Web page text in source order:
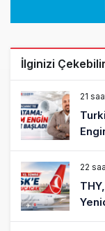
İlginizi Çekebilir
21
22